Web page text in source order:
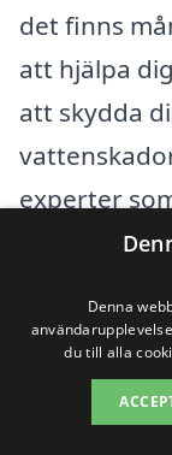
det finns
att hjälpa
att skydda
experter
Om du
det vara
inom detta
Denna
du till alla